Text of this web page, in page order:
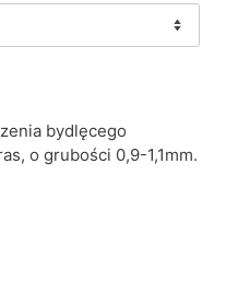
bydlęcego
o grubości 0,9-1,1mm.